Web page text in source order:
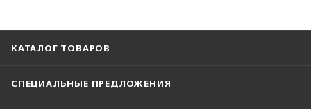
КАТАЛОГ ТОВАРОВ
СПЕЦИАЛЬНЫЕ ПРЕДЛОЖЕНИЯ